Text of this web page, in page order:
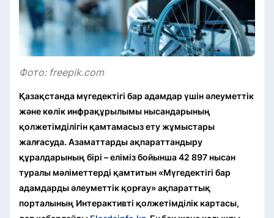
Фото: freepik.com
Қазақстанда мүгедектігі бар адамдар үшін әлеуметтік
және көлік инфрақұрылымы нысандарының
қолжетімділігін қамтамасыз ету жұмыстары
жалғасуда. Азаматтарды ақпараттандыру
құралдарының бірі – еліміз бойынша 42 897 нысан
туралы мәліметтерді қамтитын «Мүгедектігі бар
адамдарды әлеуметтік қорғау» ақпараттық
порталының Интерактивті қолжетімділік картасы,